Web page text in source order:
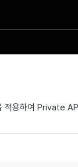
용하여 Private